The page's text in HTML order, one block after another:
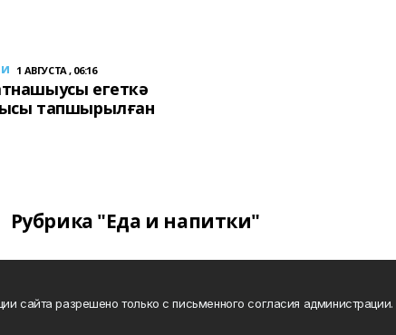
1 АВГУСТА , 06:16
егеткә
тапшырылған
Рубрика "Еда и напитки"
разрешено только с письменного согласия администрации.